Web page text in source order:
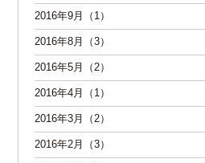
2016年9月（1）
2016年8月（3）
2016年5月（2）
2016年4月（1）
2016年3月（2）
2016年2月（3）